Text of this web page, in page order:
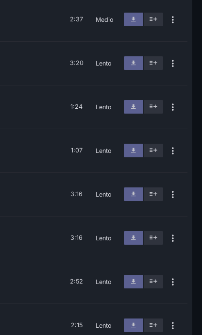
2:37 Medio
3:20 Lento
1:24 Lento
1:07 Lento
3:16 Lento
3:16 Lento
2:52 Lento
2:15 Lento